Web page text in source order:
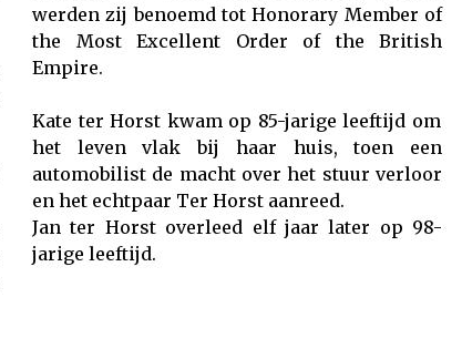
werden zij benoemd tot Honorary Member of
the Most Excellent Order of the British
Empire.
Kate ter Horst kwam op 85-jarige leeftijd om
het leven vlak bij haar huis, toen een
automobilist de macht over het stuur verloor
en het echtpaar Ter Horst aanreed.
Jan ter Horst overleed elf jaar later op 98-
jarige leeftijd.